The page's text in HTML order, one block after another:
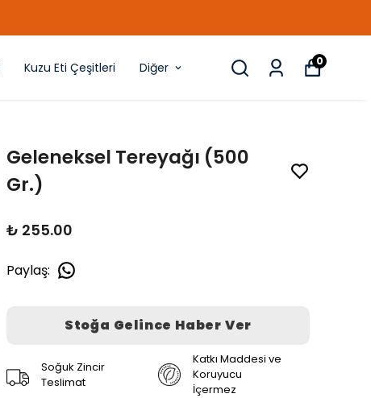
Kuzu Eti Çeşitleri Diğer 0
Geleneksel Tereyağı (500
Gr.)
₺ 255.00
Paylaş:
Stoğa Gelince Haber Ver
Soğuk Zincir
Teslimat
Katkı Maddesi ve
Koruyucu
İçermez